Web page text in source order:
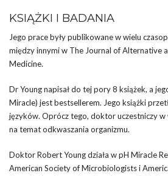
KSIĄŻKI I BADANIA
Jego prace były publikowane w wielu
między innymi w The Journal of Alternative
Medicine.
Dr Young napisał do tej pory 8 książek, a
Miracle) jest bestsellerem. Jego książki
języków. Oprócz tego, doktor uczestniczy w
na temat odkwaszania organizmu.
Doktor Robert Young działa w pH Miracle
American Society of Microbiologists i